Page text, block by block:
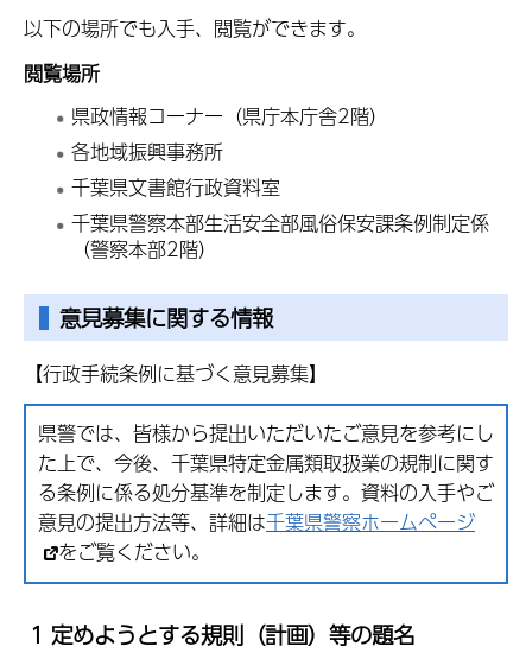
以下の場所でも入手、閲覧ができます。
閲覧場所
県政情報コーナー（県庁本庁舎2階）
各地域振興事務所
千葉県文書館行政資料室
千葉県警察本部生活安全部風俗保安課条例制定係
（警察本部2階）
意見募集に関する情報
【行政手続条例に基づく意見募集】
県警では、皆様から提出いただいたご意見を参考にし
た上で、今後、千葉県特定金属類取扱業の規制に関す
る条例に係る処分基準を制定します。資料の入手やご
意見の提出方法等、詳細は千葉県警察ホームページ
をご覧ください。
1 定めようとする規則（計画）等の題名